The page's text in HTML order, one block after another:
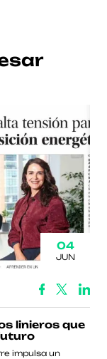
04
JUN
linieros que
impulsa un